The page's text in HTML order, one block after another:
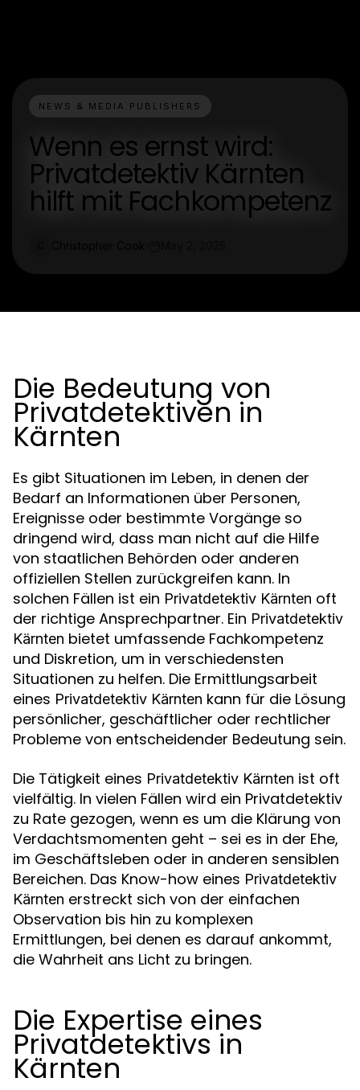
NEWS & MEDIA PUBLISHERS
Wenn es ernst wird:
Privatdetektiv Kärnten
hilft mit Fachkompetenz
Die Bedeutung von
Privatdetektiven in
Kärnten
Es gibt Situationen im Leben, in denen der
Bedarf an Informationen über Personen,
Ereignisse oder bestimmte Vorgänge so
dringend wird, dass man nicht auf die Hilfe
von staatlichen Behörden oder anderen
offiziellen Stellen zurückgreifen kann. In
solchen Fällen ist ein Privatdetektiv Kärnten oft
der richtige Ansprechpartner. Ein Privatdetektiv
Kärnten bietet umfassende Fachkompetenz
und Diskretion, um in verschiedensten
Situationen zu helfen. Die Ermittlungsarbeit
eines Privatdetektiv Kärnten kann für die Lösung
persönlicher, geschäftlicher oder rechtlicher
Probleme von entscheidender Bedeutung sein.
Die Tätigkeit eines Privatdetektiv Kärnten ist oft
vielfältig. In vielen Fällen wird ein Privatdetektiv
zu Rate gezogen, wenn es um die Klärung von
Verdachtsmomenten geht – sei es in der Ehe,
im Geschäftsleben oder in anderen sensiblen
Bereichen. Das Know-how eines Privatdetektiv
Kärnten erstreckt sich von der einfachen
Observation bis hin zu komplexen
Ermittlungen, bei denen es darauf ankommt,
die Wahrheit ans Licht zu bringen.
Die Expertise eines
Privatdetektivs in
Kärnten